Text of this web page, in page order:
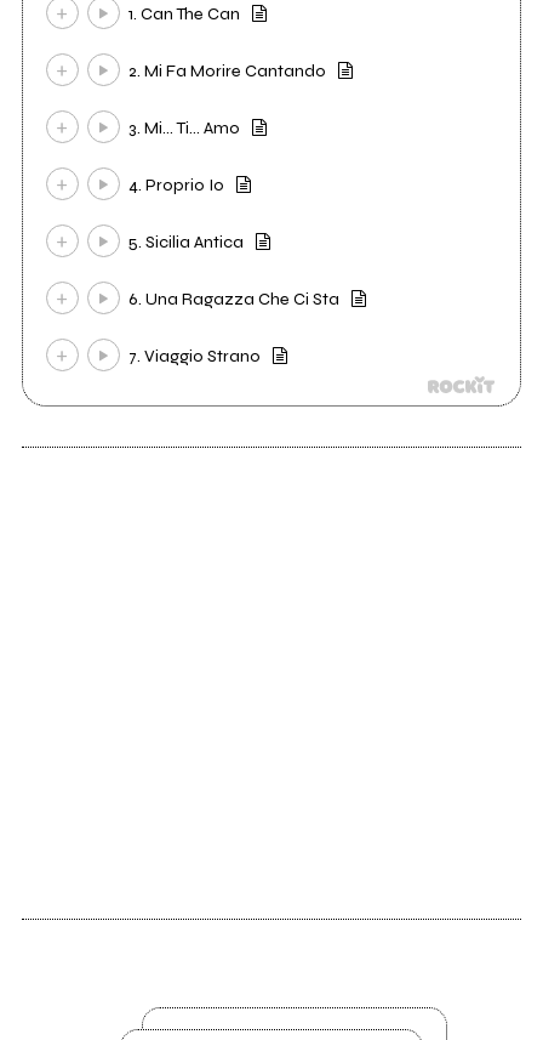
1. Can The Can
2. Mi Fa Morire Cantando
3. Mi... Ti... Amo
4. Proprio Io
5. Sicilia Antica
6. Una Ragazza Che Ci Sta
7. Viaggio Strano